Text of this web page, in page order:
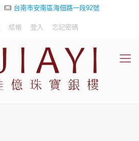
台南市安南區海佃路一段92號
結帳 登入 忘記密碼